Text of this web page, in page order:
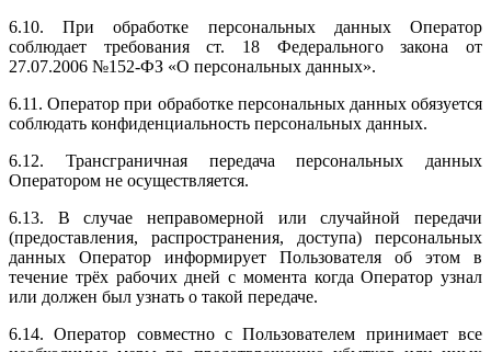
6.10. При обработке персональных данных Оператор
соблюдает требования ст. 18 Федерального закона от
27.07.2006 №152-ФЗ «О персональных данных».
6.11. Оператор при обработке персональных данных обязуется
соблюдать конфиденциальность персональных данных.
6.12. Трансграничная передача персональных данных
Оператором не осуществляется.
6.13. В случае неправомерной или случайной передачи
(предоставления, распространения, доступа) персональных
данных Оператор информирует Пользователя об этом в
течение трёх рабочих дней с момента когда Оператор узнал
или должен был узнать о такой передаче.
6.14. Оператор совместно с Пользователем принимает все